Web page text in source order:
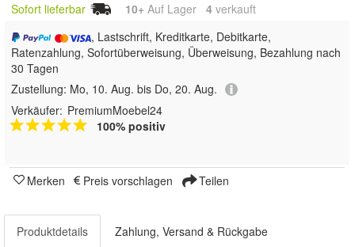
Sofort lieferbar 10+ Auf Lager 4 verkauft
, Lastschrift, Kreditkarte, Debitkarte,
Ratenzahlung, Sofortüberweisung, Überweisung, Bezahlung nach
30 Tagen
Zustellung: Mo, 10. Aug. bis Do, 20. Aug.
Verkäufer: PremiumMoebel24
100% positiv
Merken Preis vorschlagen Teilen
Produktdetails Zahlung, Versand & Rückgabe